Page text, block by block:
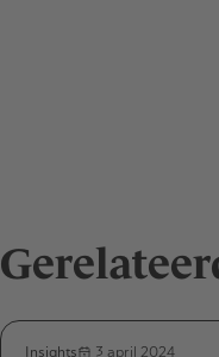
Insights 3 april 2024